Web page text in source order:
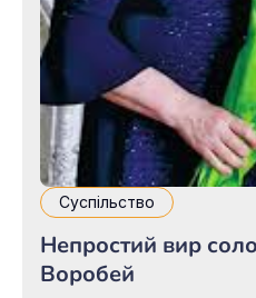
Суспільство
Непростий вир
Воробей